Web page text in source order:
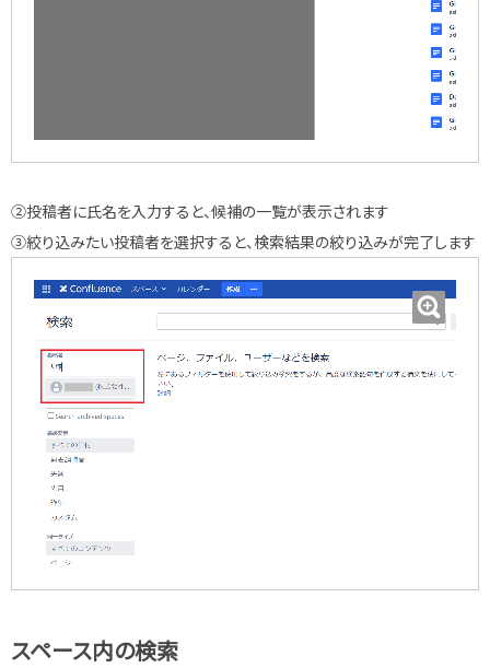
②投稿者に氏名を入力すると、候補の一覧が表示されます
③絞り込みたい投稿者を選択すると、検索結果の絞り込みが完了します
スペース内の検索